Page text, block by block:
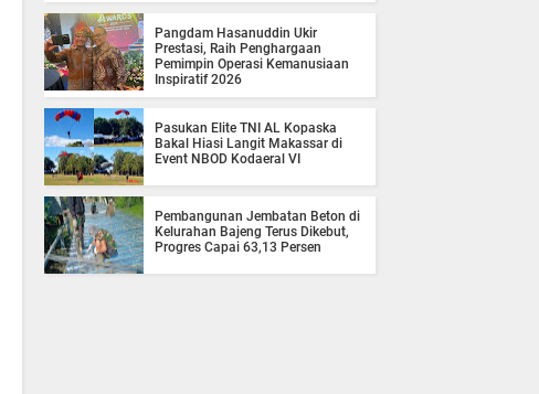
Pangdam Hasanuddin Ukir
Prestasi, Raih Penghargaan
Pemimpin Operasi Kemanusiaan
Inspiratif 2026
Pasukan Elite TNI AL Kopaska
Bakal Hiasi Langit Makassar di
Event NBOD Kodaeral VI
Pembangunan Jembatan Beton di
Kelurahan Bajeng Terus Dikebut,
Progres Capai 63,13 Persen